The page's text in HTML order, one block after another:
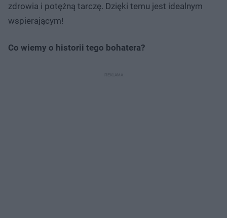
zdrowia i potężną tarczę. Dzięki temu jest idealnym
wspierającym!
Co wiemy o historii tego bohatera?